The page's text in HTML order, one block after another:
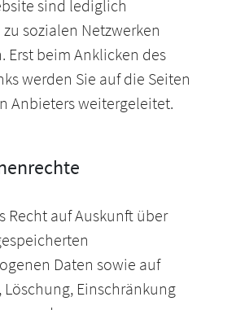
sind lediglich
sozialen Netzwerken
Erst beim Anklicken des
werden Sie auf die Seiten
Anbieters weitergeleitet.
Recht auf Auskunft über
Daten sowie auf
Einschränkung